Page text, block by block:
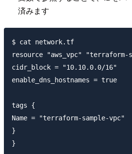
済みます
$ cat network.tf
resource "aws_vpc" "terraform-
cidr_block = "10.10.0.0/16"
enable_dns_hostnames = true
tags {
Name = "terraform-sample-vpc"
}
}